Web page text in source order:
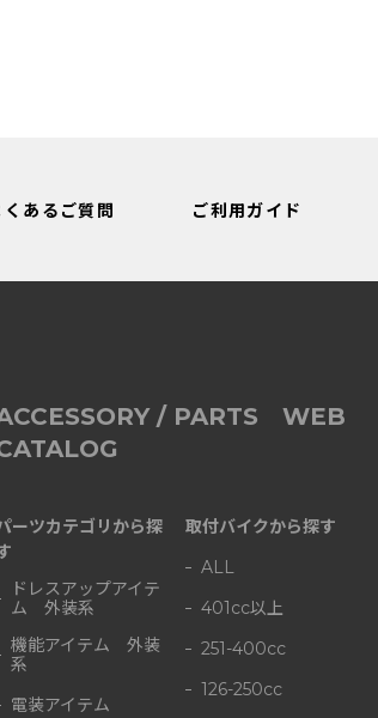
くあるご質問 ご利用ガイド
/ PARTS WEB
ーツカテゴリから探
ドレスアップアイテ
ム 外装系
機能アイテム 外装
系
電装アイテム
取付バイクから探す
ALL
401cc以上
251-400cc
126-250cc